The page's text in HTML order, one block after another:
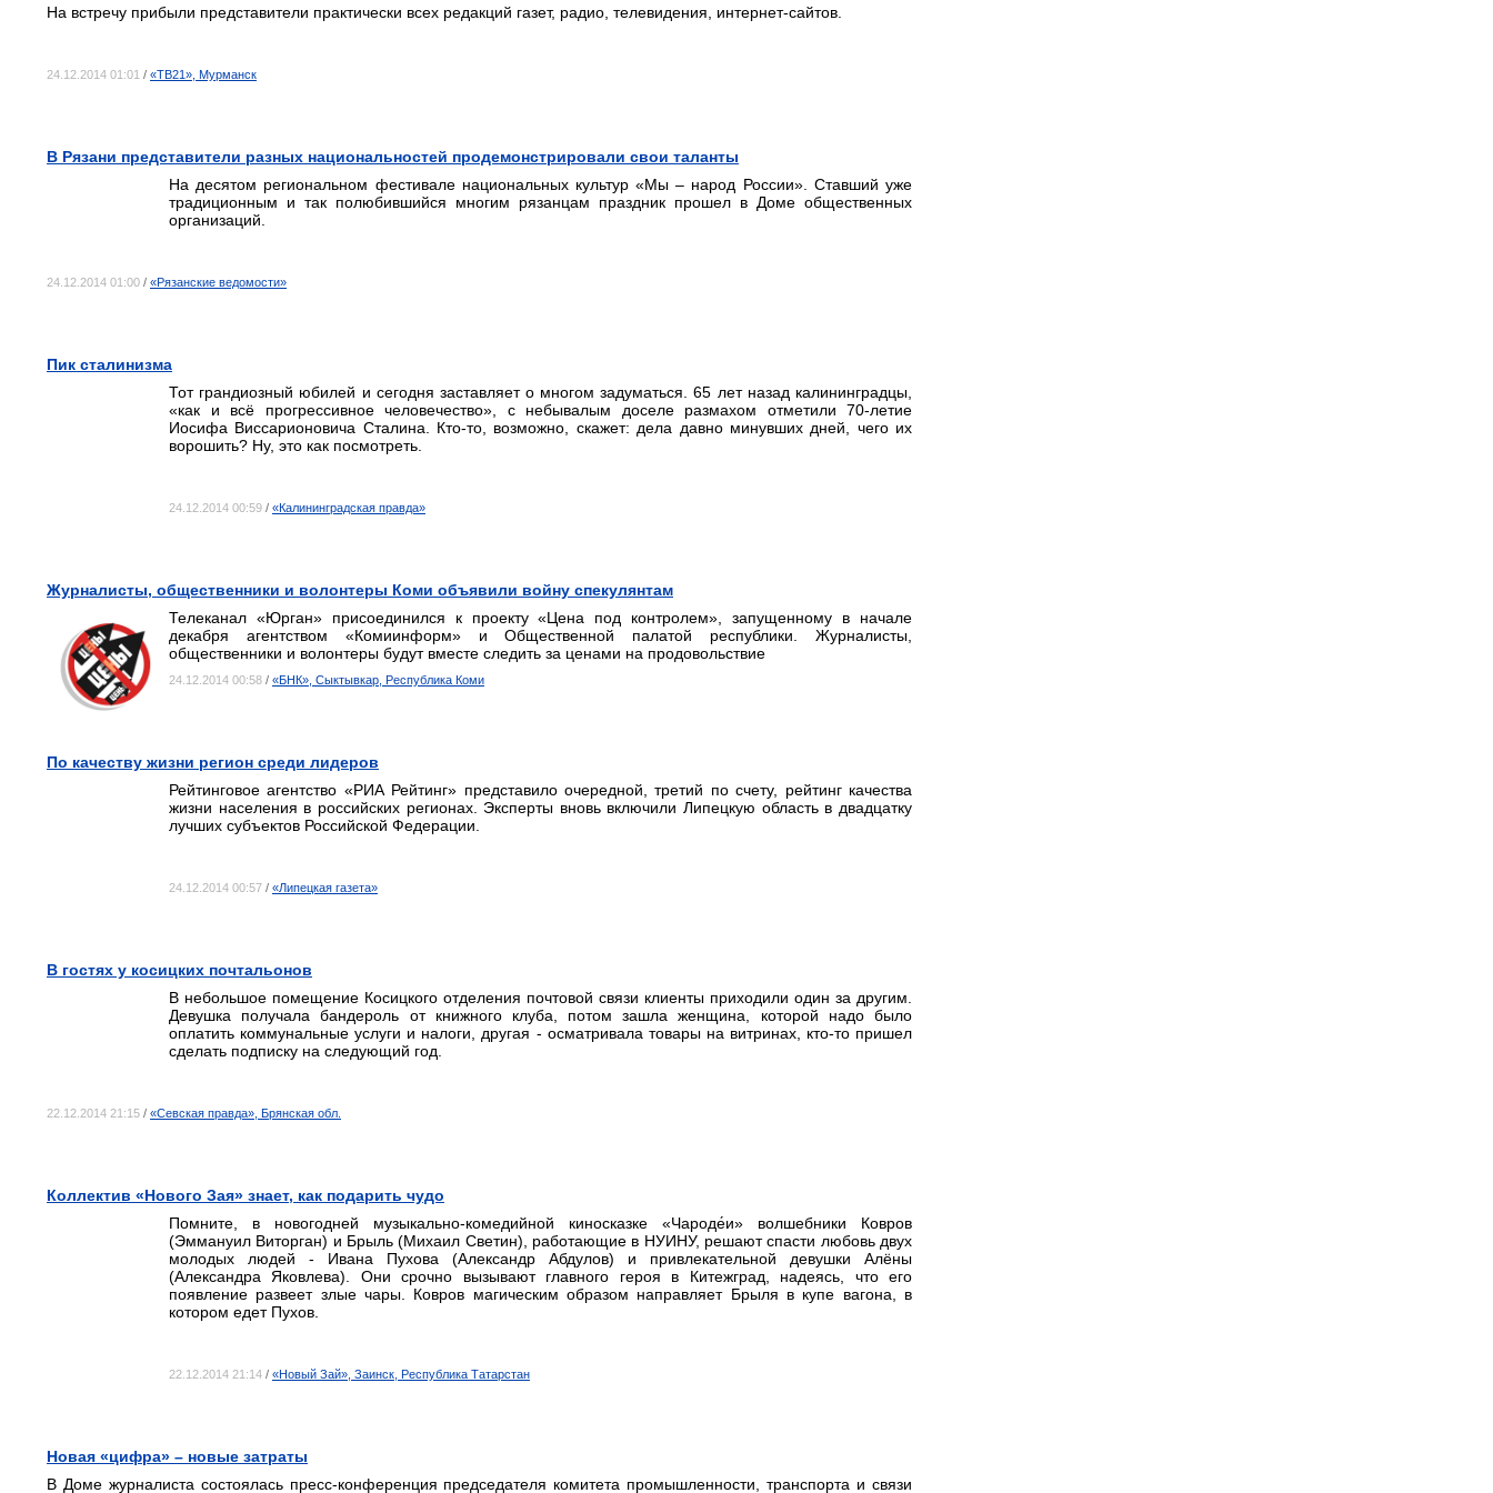
На встречу прибыли представители практически всех редакций газет, радио, телевидения, интернет-сайтов.
24.12.2014 01:01 / «ТВ21», Мурманск
В Рязани представители разных национальностей продемонстрировали свои таланты
На десятом региональном фестивале национальных культур «Мы – народ России». Ставший уже
традиционным и так полюбившийся многим рязанцам праздник прошел в Доме общественных
организаций.
24.12.2014 01:00 / «Рязанские ведомости»
Пик сталинизма
Тот грандиозный юбилей и сегодня заставляет о многом задуматься. 65 лет назад калининградцы,
«как и всё прогрессивное человечество», с небывалым доселе размахом отметили 70-летие
Иосифа Виссарионовича Сталина. Кто-то, возможно, скажет: дела давно минувших дней, чего их
ворошить? Ну, это как посмотреть.
24.12.2014 00:59 / «Калининградская правда»
Журналисты, общественники и волонтеры Коми объявили войну спекулянтам
Телеканал «Юрган» присоединился к проекту «Цена под контролем», запущенному в начале
декабря агентством «Комиинформ» и Общественной палатой республики. Журналисты,
общественники и волонтеры будут вместе следить за ценами на продовольствие
24.12.2014 00:58 / «БНК», Сыктывкар, Республика Коми
По качеству жизни регион среди лидеров
Рейтинговое агентство «РИА Рейтинг» представило очередной, третий по счету, рейтинг качества
жизни населения в российских регионах. Эксперты вновь включили Липецкую область в двадцатку
лучших субъектов Российской Федерации.
24.12.2014 00:57 / «Липецкая газета»
В гостях у косицких почтальонов
В небольшое помещение Косицкого отделения почтовой связи клиенты приходили один за другим.
Девушка получала бандероль от книжного клуба, потом зашла женщина, которой надо было
оплатить коммунальные услуги и налоги, другая - осматривала товары на витринах, кто-то пришел
сделать подписку на следующий год.
22.12.2014 21:15 / «Севская правда», Брянская обл.
Коллектив «Нового Зая» знает, как подарить чудо
Помните, в новогодней музыкально-комедийной киносказке «Чароде́и» волшебники Ковров
(Эммануил Виторган) и Брыль (Михаил Светин), работающие в НУИНУ, решают спасти любовь двух
молодых людей - Ивана Пухова (Александр Абдулов) и привлекательной девушки Алёны
(Александра Яковлева). Они срочно вызывают главного героя в Китежград, надеясь, что его
появление развеет злые чары. Ковров магическим образом направляет Брыля в купе вагона, в
котором едет Пухов.
22.12.2014 21:14 / «Новый Зай», Заинск, Республика Татарстан
Новая «цифра» – новые затраты
В Доме журналиста состоялась пресс-конференция председателя комитета промышленности, транспорта и связи